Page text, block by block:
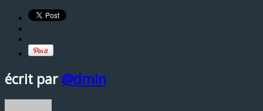
écrit par @dmin